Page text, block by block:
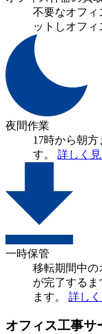
不要なオフィ
ットしオフィ
夜間作業
17時から朝
す。 詳しく
一時保管
移転期間中の
が完了する
ます。 詳し
オフィス工事サ